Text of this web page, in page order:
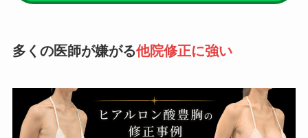
多くの医師が嫌がる他院修正に強い